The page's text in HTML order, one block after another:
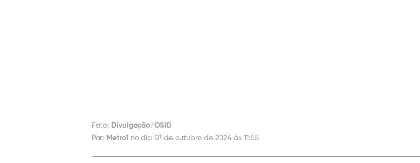
Foto: Divulgação/OSID
Por: Metro1 no dia 07 de outubro de 2024 às 11:55